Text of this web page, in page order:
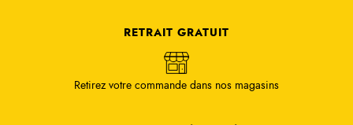
PAIEMENT SÉCURISÉ
Protocole SSL = Transaction sécurisée